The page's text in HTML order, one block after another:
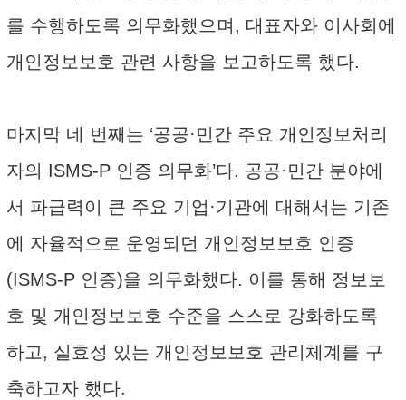
를 수행하도록 의무화했으며, 대표자와 이사회에
개인정보보호 관련 사항을 보고하도록 했다.
마지막 네 번째는 ‘공공·민간 주요 개인정보처리
자의 ISMS-P 인증 의무화’다. 공공·민간 분야에
서 파급력이 큰 주요 기업·기관에 대해서는 기존
에 자율적으로 운영되던 개인정보보호 인증
(ISMS-P 인증)을 의무화했다. 이를 통해 정보보
호 및 개인정보보호 수준을 스스로 강화하도록
하고, 실효성 있는 개인정보보호 관리체계를 구
축하고자 했다.